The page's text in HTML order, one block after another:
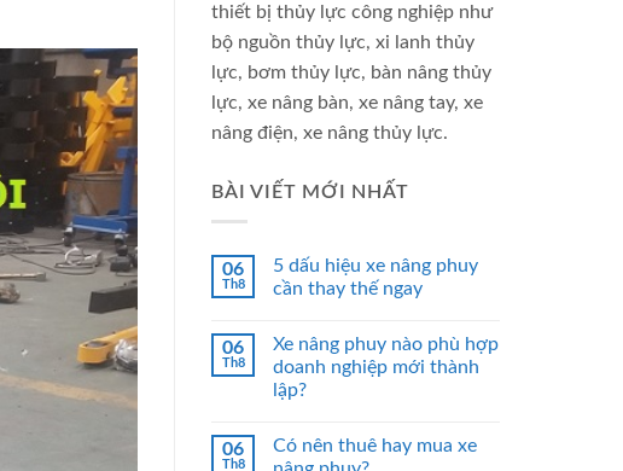
thiết bị thủy lực công nghiệp như
bộ nguồn thủy lực, xi lanh thủy
lực, bơm thủy lực, bàn nâng thủy
lực, xe nâng bàn, xe nâng tay, xe
nâng điện, xe nâng thủy lực.
BÀI VIẾT MỚI NHẤT
06
Th8
5 dấu hiệu xe nâng phuy
cần thay thế ngay
06
Th8
Xe nâng phuy nào phù hợp
doanh nghiệp mới thành
lập?
06
Th8
Có nên thuê hay mua xe